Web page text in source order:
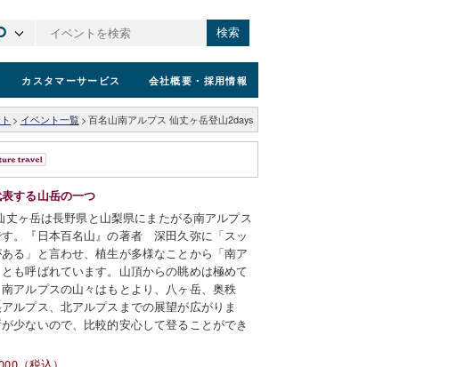
検索
カスタマーサービス 会社概要 ・採用情報
> イベント一覧 > 百名山南アルプス 仙丈ヶ岳登山2days
する山岳の一つ
丈ヶ岳は長野県と山梨県にまたがる南アルプス
。『日本百名山』の著者 深田久弥に「スッ
る」と言わせ、植生が多様なことから「南ア
も呼ばれています。山頂からの眺めは極めて
アルプスの山々はもとより、八ヶ岳、奥秩
ルプス、北アルプスまでの展望が広がりま
少ないので、比較的安心して登ることができ